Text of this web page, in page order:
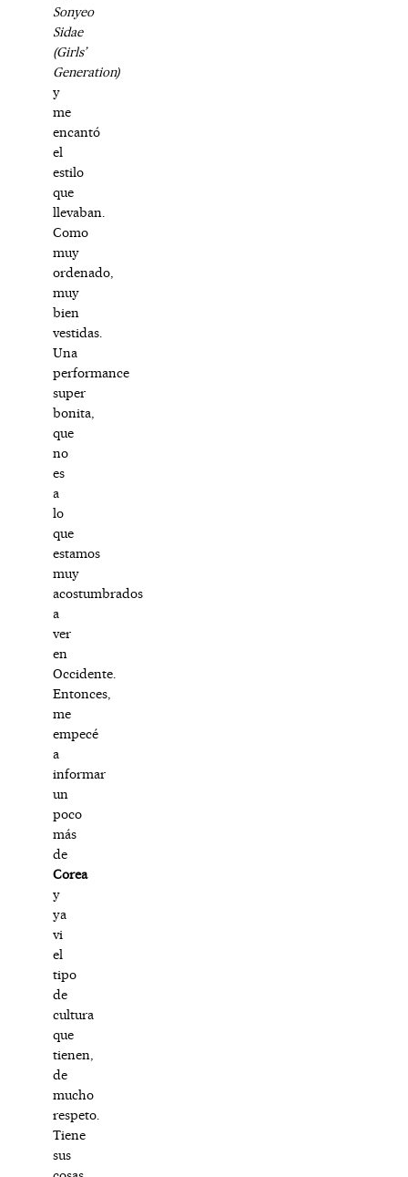
Sonyeo
Sidae
(Girls’
Generation)
y
me
encantó
el
estilo
que
llevaban.
Como
muy
ordenado,
muy
bien
vestidas.
Una
performance
super
bonita,
que
no
es
a
lo
que
estamos
muy
acostumbrados
a
ver
en
Occidente.
Entonces,
me
empecé
a
informar
un
poco
más
de
Corea
y
ya
vi
el
tipo
de
cultura
que
tienen,
de
mucho
respeto.
Tiene
sus